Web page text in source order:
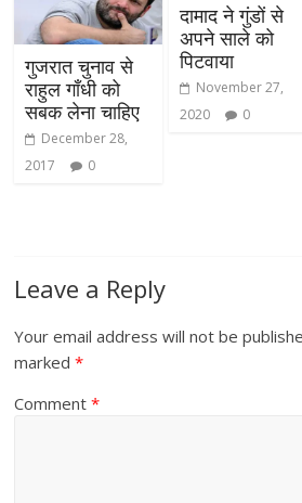
गुजरात चुनाव से
राहुल गाँधी को
सबक लेना चाहिए
December 28,
2017
0
दामाद ने गुंडों से
अपने साले को
पिटवाया
November 27,
2020
0
Leave a Reply
Your email address will not be
marked*
Comment*